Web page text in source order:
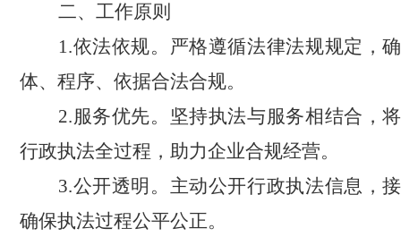
二、工作原则
1.依法依规。 严格遵循法律法规规定，
体、程序、依据合法合规。
2.服务优先。 坚持执法与服务相结合，
行政执法全过程，助力企业合规经营。
3.公开透明 。 主动公开行政执法信息，
确保执法过程公平公正。